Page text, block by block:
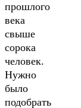
прошлого
века
свыше
сорока
человек.
Нужно
было
подобрать